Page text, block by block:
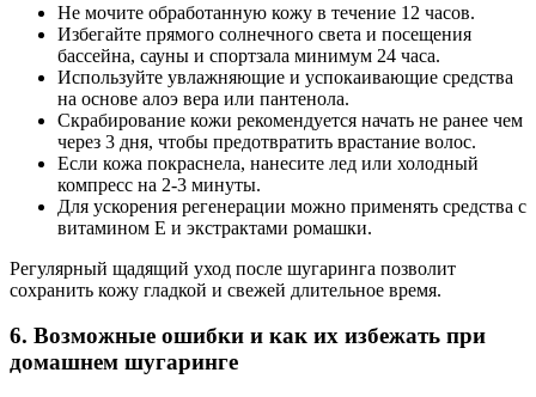
Не мочите обработанную кожу в течение 12 часов.
Избегайте прямого солнечного света и посещения
бассейна, сауны и спортзала минимум 24 часа.
Используйте увлажняющие и успокаивающие средства
на основе алоэ вера или пантенола.
Скрабирование кожи рекомендуется начать не ранее чем
через 3 дня, чтобы предотвратить врастание волос.
Если кожа покраснела, нанесите лед или холодный
компресс на 2-3 минуты.
Для ускорения регенерации можно применять средства с
витамином E и экстрактами ромашки.
Регулярный щадящий уход после шугаринга позволит
сохранить кожу гладкой и свежей длительное время.
6. Возможные ошибки и как их избежать при
домашнем шугаринге